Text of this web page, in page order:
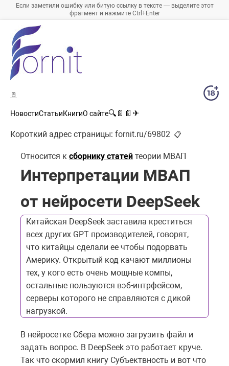
Если заметили ошибку или битую ссылку в тексте — выделите этот
фрагмент и нажмите Ctrl+Enter
🚪
НовостиСтатьиКнигиО сайте🔍 📄 📄 ✈
Короткий адрес страницы: fornit.ru/69802 📋
Относится к сборнику статей теории МВАП
Интерпретации МВАП
от нейросети DeepSeek
Китайская DeepSeek заставила креститься
всех других GPT производителей, говорят,
что китайцы сделали ее чтобы подорвать
Америку. Открытый код качают миллионы
тех, у кого есть очень мощные компы,
остальные пользуются вэб-интрфейсом,
серверы которого не справляются с дикой
нагрузкой.
В нейросетке Сбера можно загрузить файл и
задать вопрос. В DeepSeek это работает круче.
Так что скормил книгу Субъектвность и вот что